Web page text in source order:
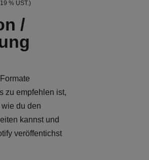
% UST.)
/
zu empfehlen ist,
du den
kannst und
veröffentichst